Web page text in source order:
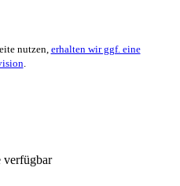
nutzen, erhalten wir ggf. eine
verfügbar